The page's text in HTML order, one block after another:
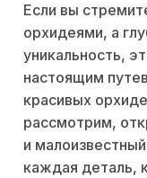
Если вы
орхидеями, а
уникальность,
настоящим
красивых
рассмотрим,
и
каждая деталь,